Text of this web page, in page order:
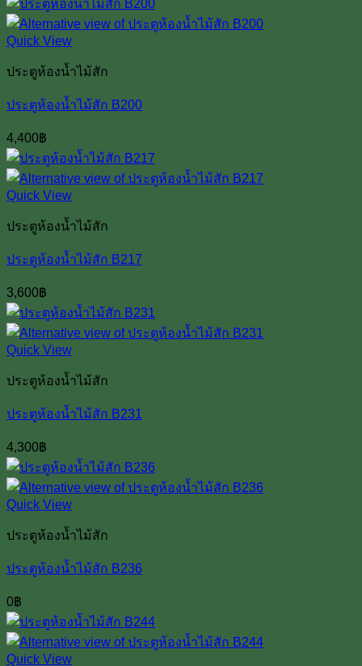
Quick View
ประตูห้องน้ำไม้สัก
ประตูห้องน้ำไม้สัก B200
4,400฿
Quick View
ประตูห้องน้ำไม้สัก
ประตูห้องน้ำไม้สัก B217
3,600฿
Quick View
ประตูห้องน้ำไม้สัก
ประตูห้องน้ำไม้สัก B231
4,300฿
Quick View
ประตูห้องน้ำไม้สัก
ประตูห้องน้ำไม้สัก B236
0฿
Quick View